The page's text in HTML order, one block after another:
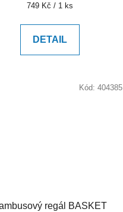
Měrná
749 Kč / 1 ks
DETAIL
regál BASKET
Kód: 404385